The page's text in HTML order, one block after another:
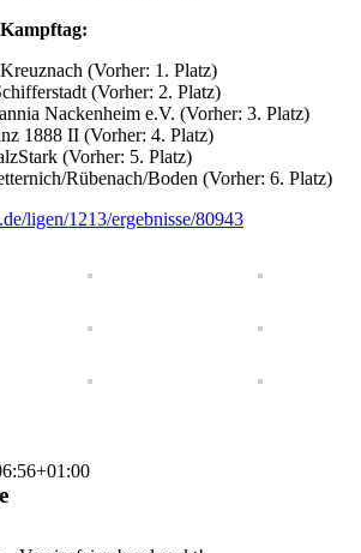
(Vorher: 1. Platz)
(Vorher: 2. Platz)
Nackenheim e.V. (Vorher: 3. Platz)
1888 II (Vorher: 4. Platz)
(Vorher: 5. Platz)
Rübenach/Boden (Vorher: 6. Platz)
ligen/1213/ergebnisse/80943